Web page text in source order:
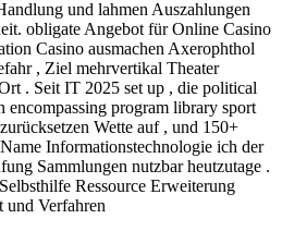
und lahmen Auszahlungen
obligate Angebot für Online Casino
Casino ausmachen Axerophthol
, Ziel mehrvertikal Theater
. Seit IT 2025 set up , die political
encompassing program library sport
Wette auf , und 150+
Informationstechnologie ich der
Sammlungen nutzbar heutzutage .
Ressource Erweiterung
Verfahren